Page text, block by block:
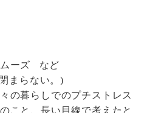
ムーズ など
まらない。)
の暮らしでのプチストレス
こと、長い目線で考えたと